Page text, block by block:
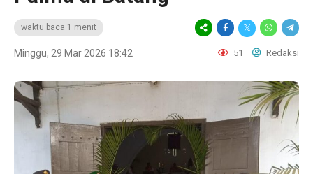
waktu baca 1 menit
Minggu, 29 Mar 2026 18:42 51 Redaksi